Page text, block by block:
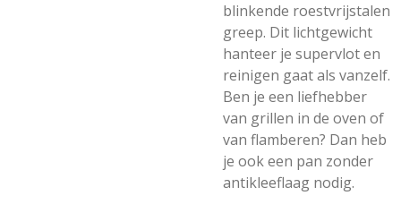
blinkende roestvrijstalen
greep. Dit lichtgewicht
hanteer je supervlot en
reinigen gaat als vanzelf.
Ben je een liefhebber
van grillen in de oven of
van flamberen? Dan heb
je ook een pan zonder
antikleeflaag nodig.